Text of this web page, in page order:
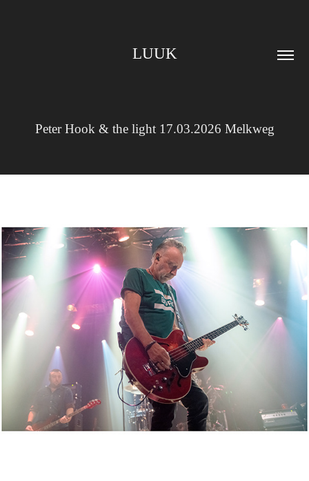
LUUK
Peter Hook & the light 17.03.2026 Melkweg